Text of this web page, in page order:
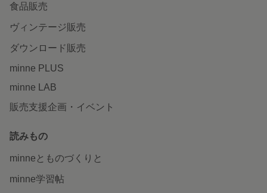
食品販売
ヴィンテージ販売
ダウンロード販売
minne PLUS
minne LAB
販売支援企画・イベント
読みもの
minneとものづくりと
minne学習帖